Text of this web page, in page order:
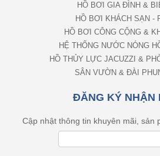
HỒ BƠI GIA ĐÌNH &
HỒ BƠI KHÁCH SẠN -
HỒ BƠI CÔNG CỘNG &
HỆ THỐNG NƯỚC NÓNG
HỒ THỦY LỰC JACUZZI &
SÂN VƯỜN & ĐÀI
ĐĂNG KÝ NHẬN
Cập nhật thông tin khuyên mãi, sản